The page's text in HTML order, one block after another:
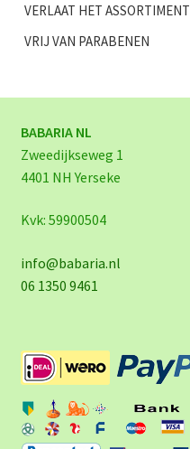
VERLAAT HET ASSORTIMENT
VRIJ VAN PARABENEN
BABARIA NL
Zweedijkseweg 1
4401 NH Yerseke
Kvk: 59900504
info@babaria.nl
06 1350 9461